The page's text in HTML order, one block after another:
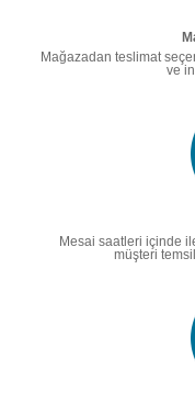
Mağazadan teslimat
ve
Mesai saatleri içinde
müşteri